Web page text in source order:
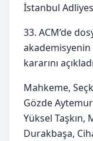
İstanbul
33. ACM’de
kararını
Mahkeme,
Gözde Aytemur
Yüksel Taşkın,
Durakbaşa,